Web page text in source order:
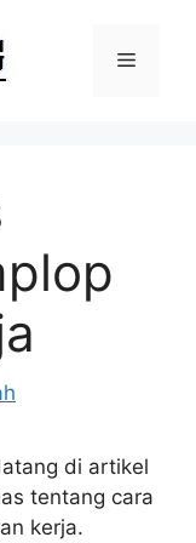
Menu
di artikel
tentang cara
kerja.